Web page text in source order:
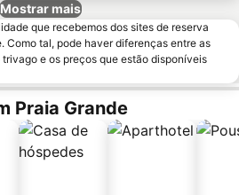
Mostrar mais
que recebemos dos sites de reserva
Como tal, pode haver diferenças entre as
e os preços que estão disponíveis
Praia Grande